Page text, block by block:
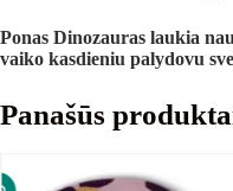
Ponas Dinozauras laukia
vaiko kasdieniu palydovu
Panašūs